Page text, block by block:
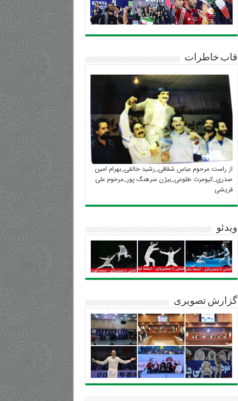
قاب خاطرات
از راست مرحوم عباس شقاقی_رشید خالقی_بهرام امین
صدری_کیومرث طلوعی_بیژن سرهنگ پور_مرحوم علی
قریشی
ویدئو
گزارش تصویری